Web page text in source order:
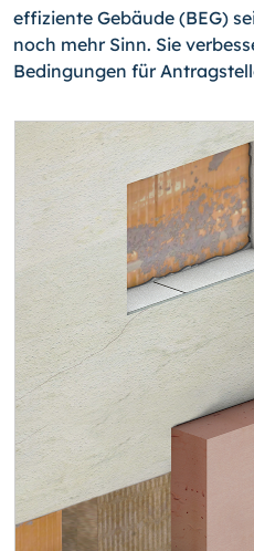
effiziente Gebäude (BEG)
noch mehr Sinn. Sie
Bedingungen für